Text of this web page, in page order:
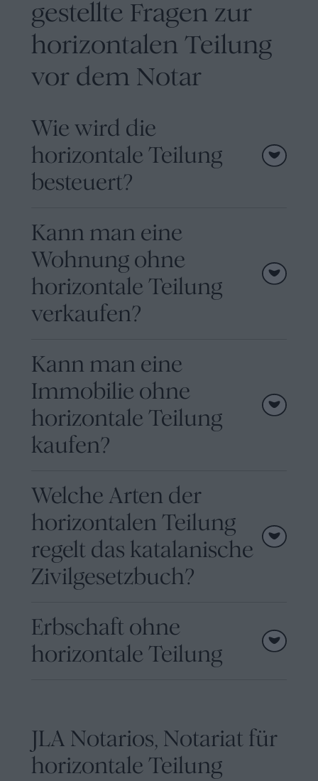
gestellte Fragen zur
horizontalen Teilung
vor dem Notar
Wie wird die
horizontale Teilung
besteuert?
Kann man eine
Wohnung ohne
horizontale Teilung
verkaufen?
Kann man eine
Immobilie ohne
horizontale Teilung
kaufen?
Welche Arten der
horizontalen Teilung
regelt das katalanische
Zivilgesetzbuch?
Erbschaft ohne
horizontale Teilung
JLA Notarios, Notariat für
horizontale Teilung